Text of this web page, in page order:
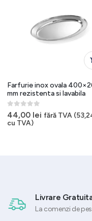
Farfurie inox ovala
mm rezistenta si lavabila
0out of 5
44,00 lei fără TVA (
cu TVA)
Livrare
La comenzi de